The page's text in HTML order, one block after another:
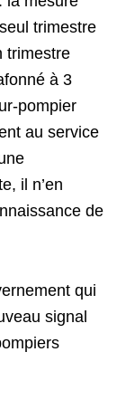
trimestre
trimestre
à 3
pompier
au service
il n’en
de
qui
signal